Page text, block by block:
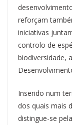
reforçam
iniciativas
controlo de
biodiversidade,
Inserido num
dos quais mais
distingue-se